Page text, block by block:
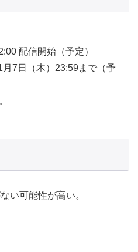
配信開始（予定）
月7日（木）23:59まで（予
い可能性が高い。